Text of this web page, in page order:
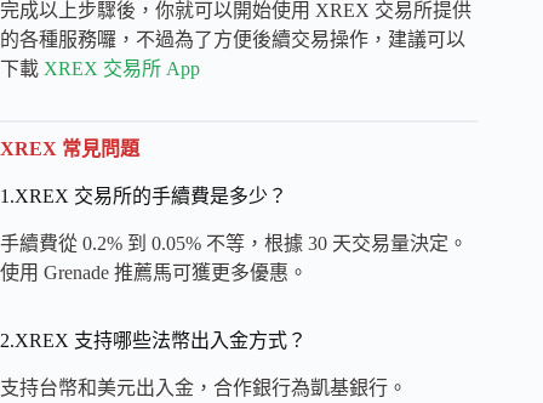
完成以上步驟後，你就可以開始使用 XREX 交易所提供
的各種服務囉，不過為了方便後續交易操作，建議可以
下載 XREX 交易所 App
XREX 常見問題
1.XREX 交易所的手續費是多少？
手續費從 0.2% 到 0.05% 不等，根據 30 天交易量決定。
使用 Grenade 推薦馬可獲更多優惠。
2.XREX 支持哪些法幣出入金方式？
支持台幣和美元出入金，合作銀行為凱基銀行。